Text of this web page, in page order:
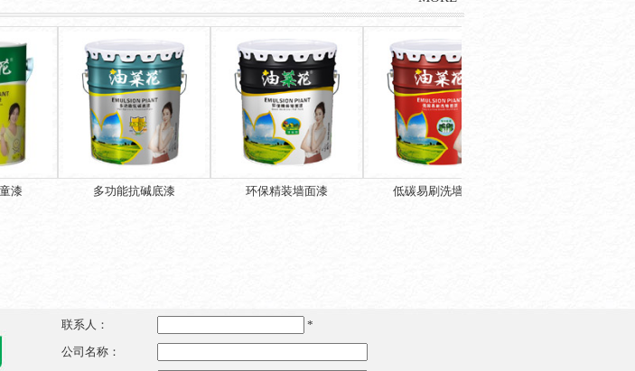
多功能抗碱底漆 环保精装墙面漆 低碳易刷洗墙面漆
联系人：
*
公司名称：